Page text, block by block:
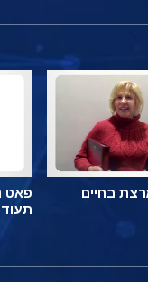
בחיים
פאט